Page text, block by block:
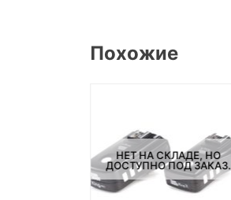
Похожие
НЕТ НА СКЛАДЕ, НО
ДОСТУПНО ПОД ЗАКАЗ.